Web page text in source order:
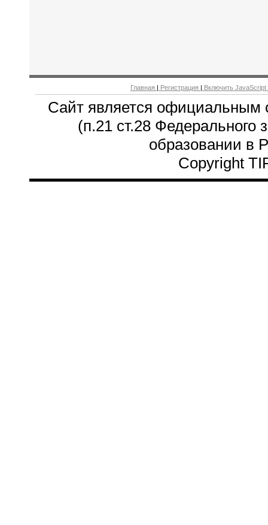
Главная | Регистрация | Включить JavaScript
Сайт является официальным
(п.21 ст.28 Федерального
образовании в
Copyright